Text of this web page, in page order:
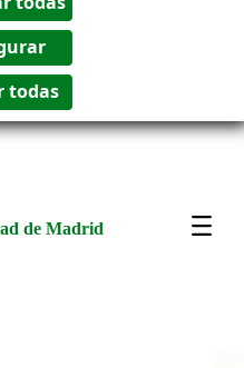
de Madrid